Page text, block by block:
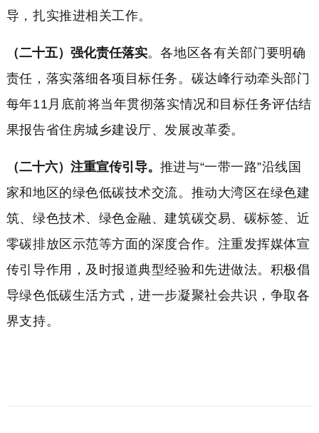
导，扎实推进相关工作。
（二十五）强化责任落实。各地区各有关部门要明确
责任，落实落细各项目标任务。碳达峰行动牵头部门
每年11月底前将当年贯彻落实情况和目标任务评估结
果报告省住房城乡建设厅、发展改革委。
（二十六）注重宣传引导。 推进与“一带一路”沿线国
家和地区的绿色低碳技术交流。推动大湾区在绿色建
筑、绿色技术、绿色金融、建筑碳交易、碳标签、近
零碳排放区示范等方面的深度合作。注重发挥媒体宣
传引导作用，及时报道典型经验和先进做法。积极倡
导绿色低碳生活方式，进一步凝聚社会共识，争取各
界支持。